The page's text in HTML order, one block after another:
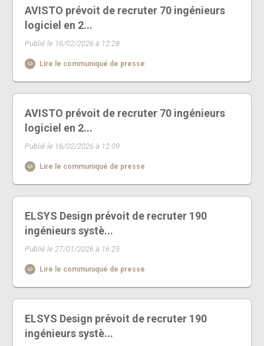
AVISTO prévoit de recruter 70 ingénieurs
logiciel en 2...
Publié le 16/02/2026 à 12:28
Lire le communiqué de presse
AVISTO prévoit de recruter 70 ingénieurs
logiciel en 2...
Publié le 16/02/2026 à 12:09
Lire le communiqué de presse
ELSYS Design prévoit de recruter 190
ingénieurs systè...
Publié le 27/01/2026 à 16:25
Lire le communiqué de presse
ELSYS Design prévoit de recruter 190
ingénieurs systè...